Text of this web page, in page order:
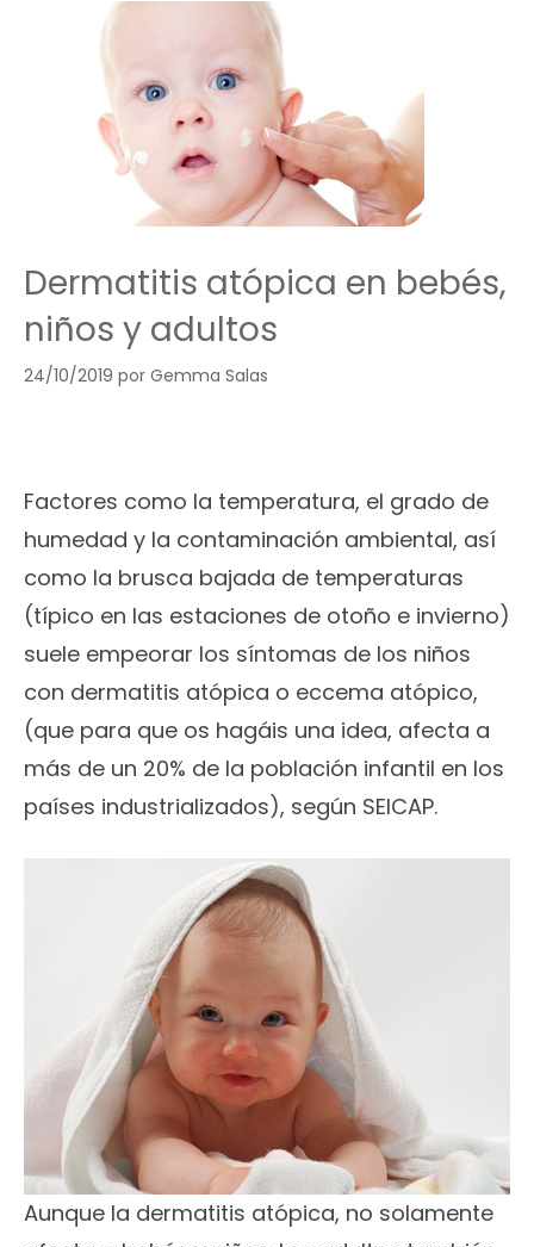
Dermatitis atópica en bebés,
niños y adultos
24/10/2019 por Gemma Salas
Factores como la temperatura, el grado de
humedad y la contaminación ambiental, así
como la brusca bajada de temperaturas
(típico en las estaciones de otoño e invierno)
suele empeorar los síntomas de los niños
con dermatitis atópica o eccema atópico,
(que para que os hagáis una idea, afecta a
más de un 20% de la población infantil en los
países industrializados), según SEICAP.
Aunque la dermatitis atópica, no solamente